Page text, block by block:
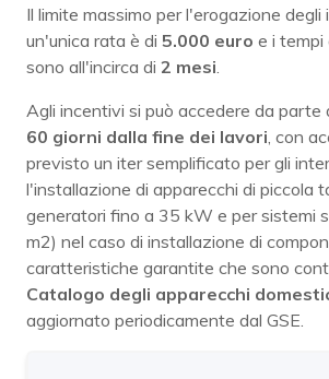
Il limite massimo per l'erogazione degli
un'unica rata è di 5.000 euro e i tempi
sono all'incirca di 2 mesi
Agli incentivi si può accedere da parte
60 giorni dalla fine dei lavori , con
previsto un iter semplificato per gli
l'installazione di apparecchi di piccola
generatori fino a 35 kW e per sistemi
m2) nel caso di installazione di
caratteristiche garantite che sono
Catalogo degli apparecchi
aggiornato periodicamente dal GSE.